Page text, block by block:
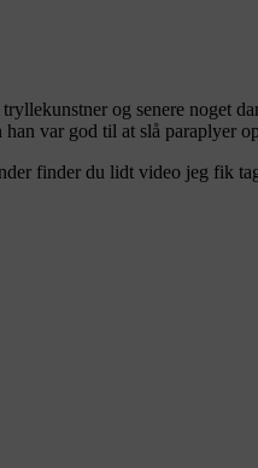
og senere noget
var god til at slå paraplyer
finder du lidt video jeg fik